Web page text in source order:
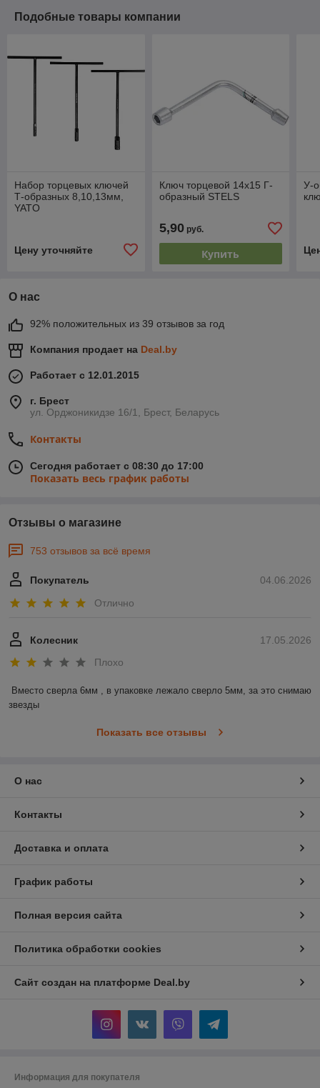
Подобные товары компании
Набор торцевых ключей
Т-образных 8,10,13мм,
YATO
Цену уточняйте
Ключ торцевой 14х15 Г-
образный STELS
5,90руб.
Купить
У-
О нас
92% положительных из 39 отзывов за год
Компания продает на Deal.by
Работает с 12.01.2015
г. Брест
ул. Орджоникидзе 16/1, Брест, Беларусь
Контакты
Сегодня работает с 08:30 до 17:00
Показать весь график работы
Отзывы о магазине
753 отзывов за всё время
04.06.2026
Покупатель
Отлично
17.05.2026
Колесник
Плохо
Вместо сверла 6мм , в упаковке лежало сверло 5мм, за это снимаю
звезды
Показать все отзывы
О нас
Контакты
Доставка и оплата
График работы
Полная версия сайта
Политика обработки cookies
Сайт создан на платформе Deal.by
Информация для покупателя